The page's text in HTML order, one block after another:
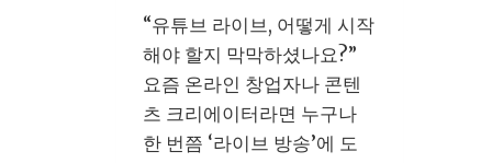
티
스
토
리
블
“유튜브 라이브, 어떻게 시작
해야 할지 막막하셨나요?”
요즘 온라인 창업자나 콘텐
츠 크리에이터라면 누구나
한 번쯤 ‘라이브 방송’에 도